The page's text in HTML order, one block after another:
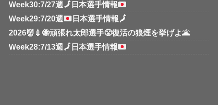
Week30:7/27週 🗾 日本選手情報
Week29:7/20週
日本選手情報🗾
2026👹💉🐝頑張れ太郎選手😤復活の狼煙を挙げよ🌋
Week28:7/13週 🗾 日本選手情報